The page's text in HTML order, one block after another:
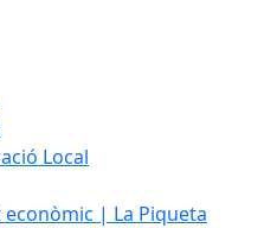
Local
| La Piqueta